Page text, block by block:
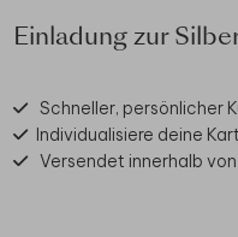
Einladung zur
Schneller, persönlicher
Individualisiere deine
Versendet innerhalb